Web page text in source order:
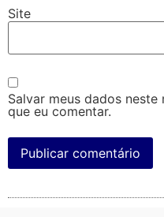
Site
Salvar meus dados
que eu comentar.